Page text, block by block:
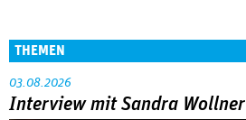
THEMEN
03.08.2026
Interview mit Sandra Wollner